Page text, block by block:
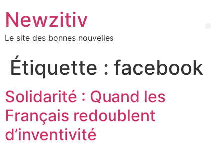
Newzitiv
Le site des bonnes nouvelles
Étiquette : facebook
Solidarité : Quand les
Français redoublent
d’inventivité